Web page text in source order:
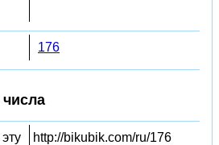
176
http://bikubik.com/ru/176